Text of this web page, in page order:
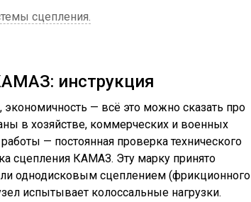
сцепления.
инструкция
— всё это можно сказать про
в хозяйстве, коммерческих и военных
— постоянная проверка технического
сцепления КАМАЗ. Эту марку принято
однодисковым сцеплением (фрикционного
испытывает колоссальные нагрузки.